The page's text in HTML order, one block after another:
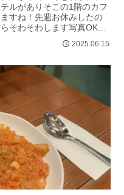
ルがありそこの1階のカフ
すね！先週お休みしたの
そわそわします写真OKで
2025.06.15